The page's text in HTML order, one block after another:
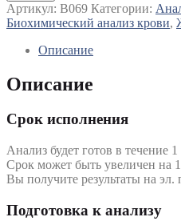
Артикул: B069 Категории:
Биохимический анализ крови,
Описание
Описание
Срок исполнения
Анализ будет готов в течение
Срок может быть увеличен на
Вы получите результаты на эл.
Подготовка к анализу